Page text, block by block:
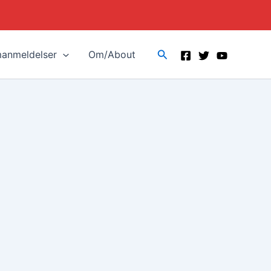
Om/About Search